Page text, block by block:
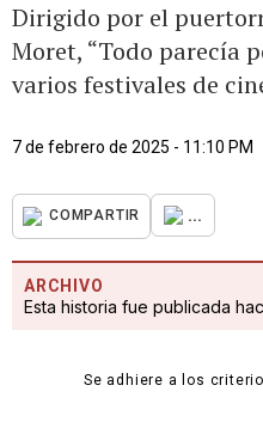
Dirigido por el
Moret, “Todo parecía
varios festivales de
7 de febrero de 2025 - 11:10 PM
COMPARTIR ...
ARCHIVO
Esta historia fue publicada
Se adhiere a los